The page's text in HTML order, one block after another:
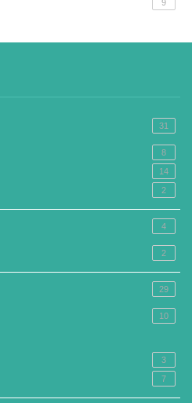
9
31
8
14
2
4
2
29
10
3
7